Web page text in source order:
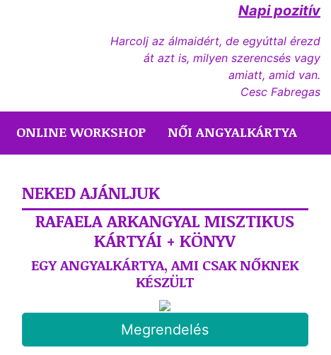
Napi pozitív
Harcolj az álmaidért, de egyúttal érezd
át azt is, milyen szerencsés vagy
amiatt, amid van.
Cesc Fabregas
ONLINE WORKSHOP NŐI ANGYALKÁRTYA
NEKED AJÁNLJUK
RAFAELA ARKANGYAL MISZTIKUS
KÁRTYÁI + KÖNYV
EGY ANGYALKÁRTYA, AMI CSAK NŐKNEK
KÉSZÜLT
Megrendelés